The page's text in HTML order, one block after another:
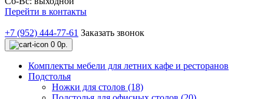
Перейти в контакты
+7 (952) 444-77-61 Заказать звонок
0 0р.
Комплекты мебели для летних кафе и ресторанов
Подстолья
Ножки для столов (18)